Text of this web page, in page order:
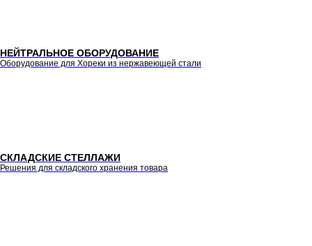
НЕЙТРАЛЬНОЕ ОБОРУДОВАНИЕ
Оборудование для Хореки из нержавеющей стали
СКЛАДСКИЕ СТЕЛЛАЖИ
Решения для складского хранения товара